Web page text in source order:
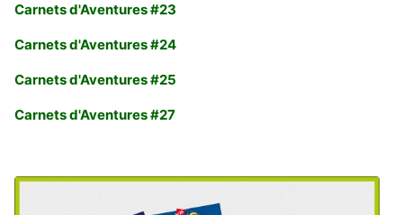
Carnets d'Aventures #23
Carnets d'Aventures #24
Carnets d'Aventures #25
Carnets d'Aventures #27